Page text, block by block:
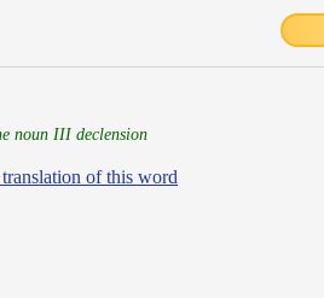
noun III declension
translation of this word